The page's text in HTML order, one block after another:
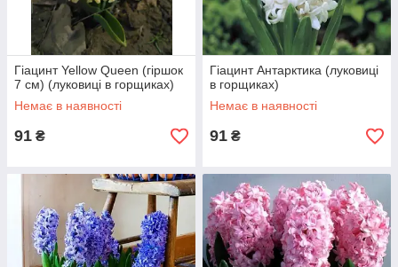
Гіацинт Yellow Queen (гіршок
7 см) (луковиці в горщиках)
Немає в наявності
91 ₴
Гіацинт Антарктика (луковиці
в горщиках)
Немає в наявності
91 ₴